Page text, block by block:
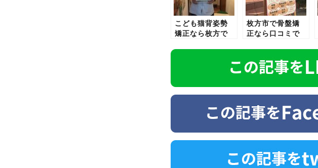
こども猫背姿勢
矯正なら枚方で
枚方市で骨盤矯
正なら口コミで
Ｔ＆Ｃ整骨院